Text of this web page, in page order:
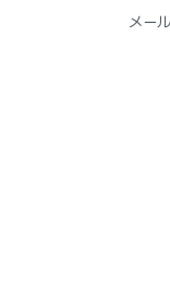
メー